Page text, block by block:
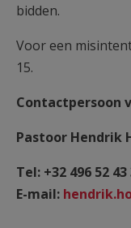
bidden.
Voor een
15.
Contactpersoon
Pastoor Hendrik
Tel: +32 496 52 43
E-mail: